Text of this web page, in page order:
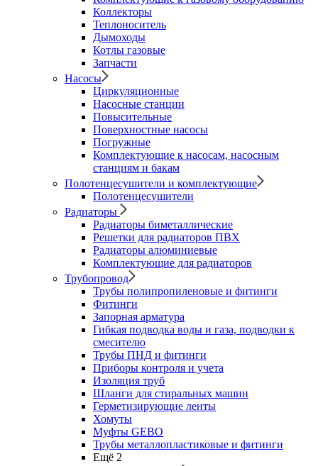
Коллекторы
Теплоноситель
Дымоходы
Котлы газовые
Запчасти
Насосы
Циркуляционные
Насосные станции
Повысительные
Поверхностные насосы
Погружные
Комплектующие к насосам, насосным
станциям и бакам
Полотенцесушители и комплектующие
Полотенцесушители
Радиаторы
Радиаторы биметаллические
Решетки для радиаторов ПВХ
Радиаторы алюминиевые
Комплектующие для радиаторов
Трубопровод
Трубы полипропиленовые и фитинги
Фитинги
Запорная арматура
Гибкая подводка воды и газа, подводки к
смесителю
Трубы ПНД и фитинги
Приборы контроля и учета
Изоляция труб
Шланги для стиральных машин
Герметизирующие ленты
Хомуты
Муфты GEBO
Трубы металлопластиковые и фитинги
Ещё 2